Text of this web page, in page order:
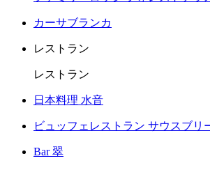
カーサブランカ
レストラン
レストラン
日本料理 水音
ビュッフェレストラン サウスブリ
Bar 翠